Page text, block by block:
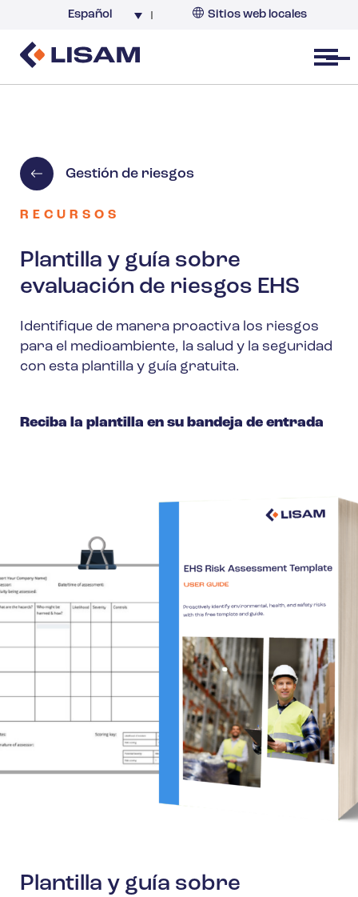
Español Sitios web locales
Open menu
Gestión de riesgos
RECURSOS
Plantilla y guía sobre
evaluación de riesgos EHS
Identifique de manera proactiva los riesgos
para el medioambiente, la salud y la seguridad
con esta plantilla y guía gratuita.
Reciba la plantilla en su bandeja de entrada
Plantilla y guía sobre